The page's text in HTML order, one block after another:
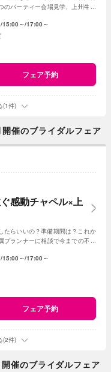
パーティー会場見学、上州牛が
15:00～ 17:00～
フェア予約
(1件)
催のブライダルフェア
感動チャペル×上
たらいいの？準備期間は？これか
プランナーに相談で今までの不安
15:00～ 17:00～
フェア予約
(2件)
催のブライダルフェア